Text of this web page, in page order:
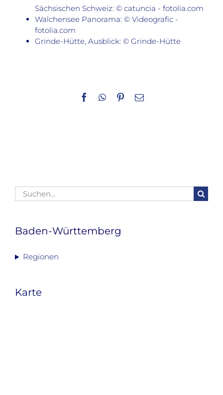
Sächsischen Schweiz: © catuncia - fotolia.com
Walchensee Panorama: © Videografic -
fotolia.com
Grinde-Hütte, Ausblick: © Grinde-Hütte
Facebook
WhatsApp
Pinterest
E-
Suche
nach:
Baden-Württemberg
Regionen
Karte